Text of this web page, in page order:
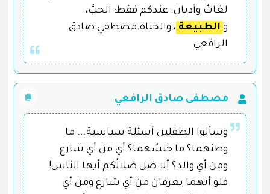
لغاتٌ وأديان. عندكم فقط: الحبُّ،
و الطبيعة ، والحياة.مصطفي صادق
الرافعي
مصطفى صادق الرافعي
وسألوا الطفلين أسئلة سياسية... ما
وطنهما؟ ما جنسُهما؟ أي من أي شارع
ومن أي والد؟ ألا ضل ضلالُكم أيها الناس!
فلو أنهما يعرفان من أي شارع ومن أي